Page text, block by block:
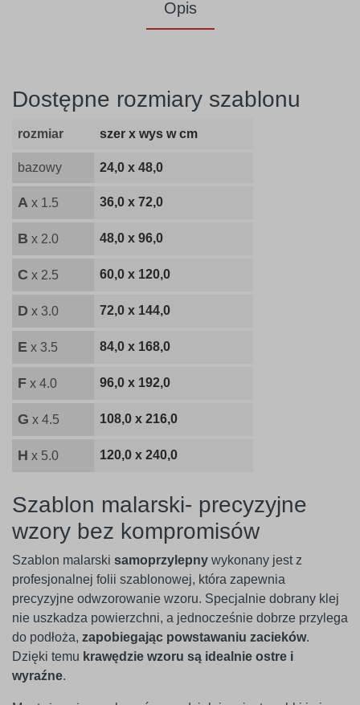
Opis
Dostępne rozmiary szablonu
rozmiar szer x wys w cm
bazowy 24,0 x 48,0
A x 1.5 36,0 x 72,0
B x 2.0 48,0 x 96,0
C x 2.5 60,0 x 120,0
D x 3.0 72,0 x 144,0
E x 3.5 84,0 x 168,0
F x 4.0 96,0 x 192,0
G x 4.5 108,0 x 216,0
H x 5.0 120,0 x 240,0
Szablon malarski- precyzyjne
wzory bez kompromisów
Szablon malarski samoprzylepny wykonany jest z
profesjonalnej folii szablonowej, która zapewnia
precyzyjne odwzorowanie wzoru. Specjalnie dobrany klej
nie uszkadza powierzchni, a jednocześnie dobrze przylega
do podłoża, zapobiegając powstawaniu zacieków.
Dzięki temu krawędzie wzoru są idealnie ostre i
wyraźne.